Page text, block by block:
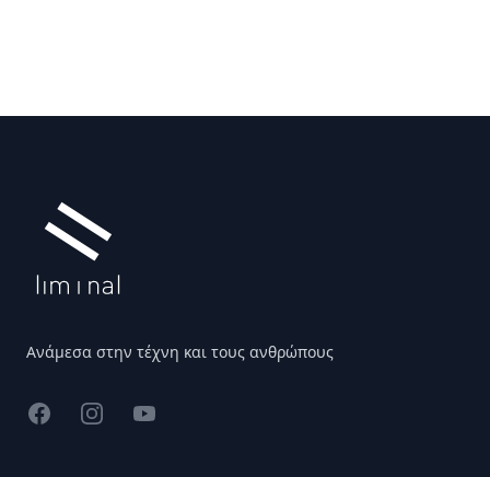
Ανάμεσα στην τέχνη και τους ανθρώπους
FacebookInstagramYouTube